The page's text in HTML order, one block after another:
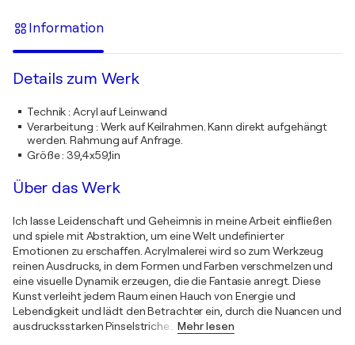
Information
Details zum Werk
Technik:Acryl auf Leinwand
Verarbeitung : Werk auf Keilrahmen. Kann direkt aufgehängt
werden. Rahmung auf Anfrage.
Größe: 39,4x59,1in
Über das Werk
Ich lasse Leidenschaft und Geheimnis in meine Arbeit einfließen
und spiele mit Abstraktion, um eine Welt undefinierter
Emotionen zu erschaffen. Acrylmalerei wird so zum Werkzeug
reinen Ausdrucks, in dem Formen und Farben verschmelzen und
eine visuelle Dynamik erzeugen, die die Fantasie anregt. Diese
Kunst verleiht jedem Raum einen Hauch von Energie und
Lebendigkeit und lädt den Betrachter ein, durch die Nuancen und
ausdrucksstarken Pinselstriche
Mehr lesen